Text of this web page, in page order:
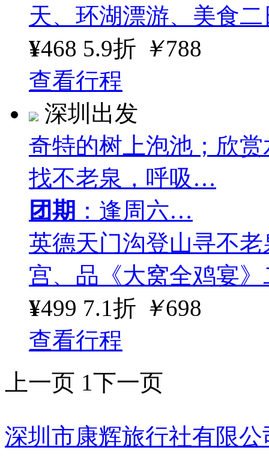
天、环湖漂游、美食
¥468 5.9折 ￥788
查看行程
深圳出发
奇特的树上泡池；欣
找不老泉，呼吸…
团期 ：逢周六…
英德天门沟登山寻不
宫、品《大窝全鸡宴
¥499 7.1折 ￥698
查看行程
上一页 1下一页
深圳市康辉旅行社有限